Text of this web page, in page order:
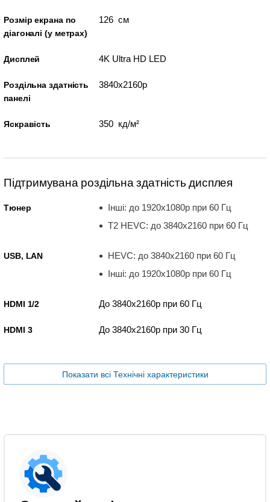
Розмір екрана по
діагоналі (у метрах)
126 см
Дисплей 4K Ultra HD LED
Роздільна здатність
панелі
3840x2160p
Яскравість 350 кд/м²
Підтримувана роздільна здатність дисплея
Тюнер
Інші: до 1920x1080p при 60 Гц
T2 HEVC: до 3840x2160 при 60 Гц
USB, LAN
HEVC: до 3840x2160 при 60 Гц
Інші: до 1920x1080p при 60 Гц
HDMI 1/2 До 3840x2160p при 60 Гц
HDMI 3 До 3840x2160p при 30 Гц
Показати всі Технічні характеристики